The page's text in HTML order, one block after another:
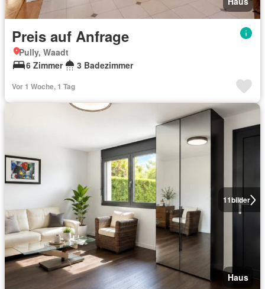
Preis auf Anfrage
Pully, Waadt
6 Zimmer
3 Badezimmer
Vor 1 Woche, 1 Tag
11bilder
Haus